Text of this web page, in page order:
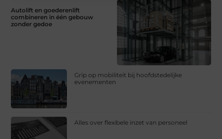
Autolift en goederenlift
combineren in één gebouw
zonder gedoe
Grip op mobiliteit bij hoofdstedelijke
evenementen
Alles over flexibele inzet van personeel